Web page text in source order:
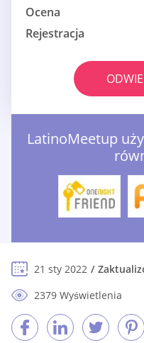
Ocena
Rejestracja
LatinoMeetup
21 sty 2022
2379 Wyświetlenia